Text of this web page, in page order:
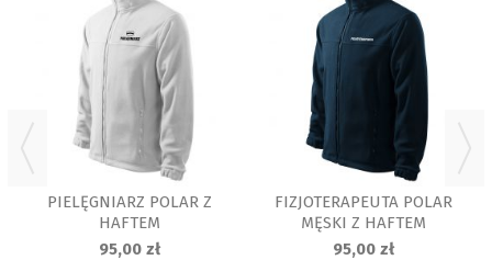
PIELĘGNIARZ POLAR Z
HAFTEM
95,00 zł
FIZJOTERAPEUTA POLAR
MĘSKI Z HAFTEM
95,00 zł